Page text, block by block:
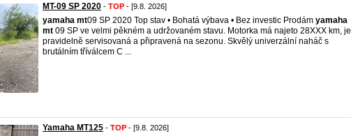
MT-09 SP 2020 - TOP - [9.8. 2026]
yamaha mt09 SP 2020 Top stav • Bohatá výbava • Bez investic Prodám yamaha
mt 09 SP ve velmi pěkném a udržovaném stavu. Motorka má najeto 28XXX km, je
pravidelně servisovaná a připravená na sezonu. Skvělý univerzální naháč s
brutálním tříválcem C ...
Yamaha MT125 - TOP - [9.8. 2026]